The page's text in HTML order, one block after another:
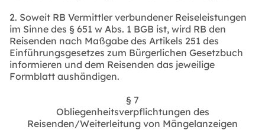
2. Soweit RB Vermittler verbundener Reiseleistungen
im Sinne des § 651 w Abs. 1 BGB ist, wird RB den
Reisenden nach Maßgabe des Artikels 251 des
Einführungsgesetzes zum Bürgerlichen Gesetzbuch
informieren und dem Reisenden das jeweilige
Formblatt aushändigen.
§ 7
Obliegenheitsverpflichtungen des
Reisenden/Weiterleitung von Mängelanzeigen